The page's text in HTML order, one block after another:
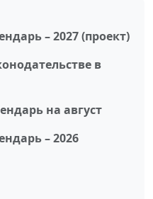
– 2027 (проект)
в
на август
– 2026